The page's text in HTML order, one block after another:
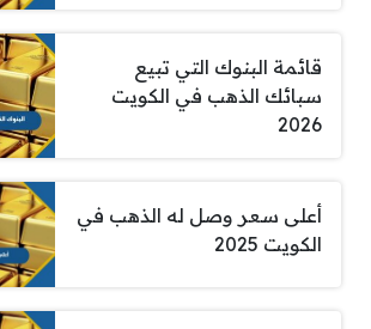
قائمة البنوك التي تبيع
سبائك الذهب في الكويت
2026
أعلى سعر وصل له الذهب في
الكويت 2025